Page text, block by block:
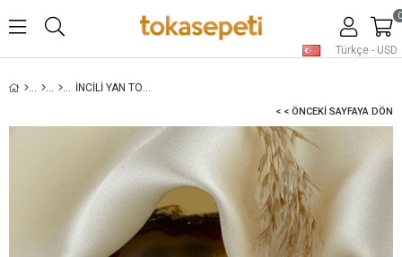
Türkçe - USD
0
İNCILI YAN TOKA SETI, ROSE
< < ÖNCEKI SAYFAYA DÖN